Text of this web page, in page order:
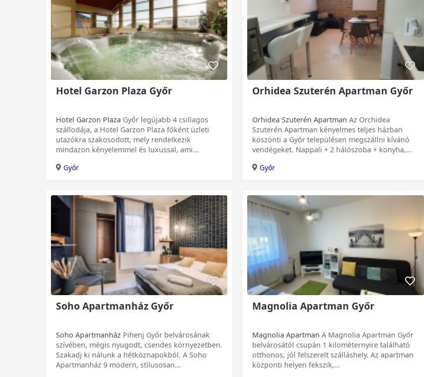
Hotel Garzon Plaza Győr
Hotel Garzon Plaza
szállodája, a Hotel Garzon Plaza főként üzleti
utazókra szakosodott, mely rendelkezik
mindazon kényelemmel és luxussal, ami...
Győr
Orhidea Szuterén Apartman Győr
Orhidea Szuterén Apartman Az Orchidea
Szuterén Apartman kényelmes teljes házban
köszönti a Győr településen megszállni kívánó
vendégeket. Nappali + 2 hálószoba + konyha,...
Győr
Soho Apartmanház Győr
Soho Apartmanház
szívében, mégis nyugodt, csendes környezetben.
Szakadj ki nálunk a hétköznapokból. A Soho
Apartmanház 9 modern, stílusosan...
Magnolia Apartman Győr
Magnolia Apartman A Magnolia Apartman Győr
belvárosától csupán 1 kilométernyire található
otthonos, jól felszerelt szálláshely. Az apartman
központi helyen fekszik,...